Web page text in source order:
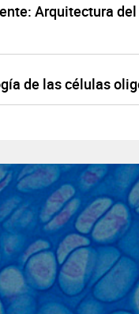
Arquitectura
de las células